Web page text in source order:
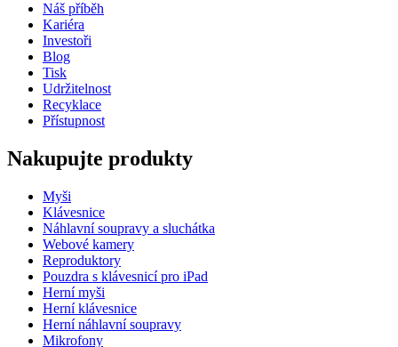
Náš příběh
Kariéra
Investoři
Blog
Tisk
Udržitelnost
Recyklace
Přístupnost
Nakupujte produkty
Myši
Klávesnice
Náhlavní soupravy a sluchátka
Webové kamery
Reproduktory
Pouzdra s klávesnicí pro iPad
Herní myši
Herní klávesnice
Herní náhlavní soupravy
Mikrofony